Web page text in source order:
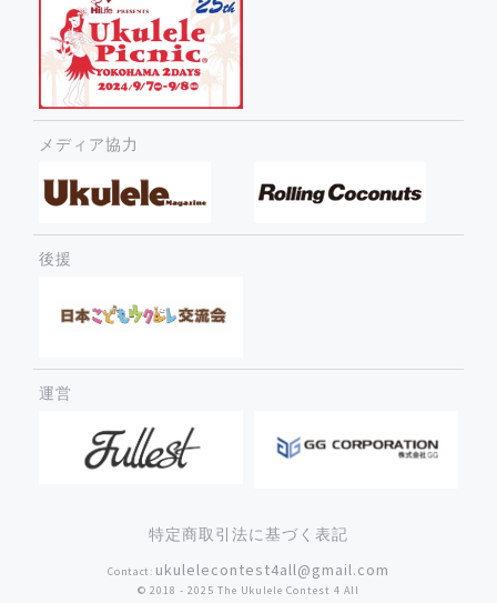
メディア協力
後援
運営
特定商取引法に基づく表記
Contact: ukulelecontest4all@gmail.com
©︎ 2018 - 2025 The Ukulele Contest 4 All